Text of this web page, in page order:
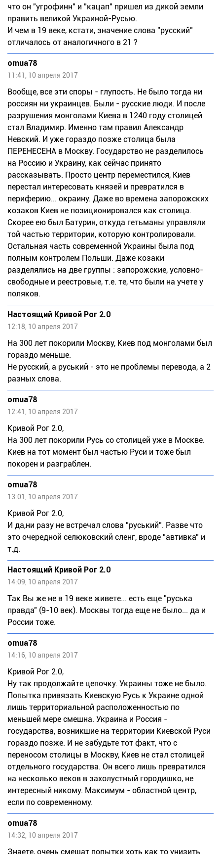
что он "угрофинн" и "кацап" пришел из дикой земли
править великой Украиной-Русью.
И чем в 19 веке, кстати, значение слова "русский"
отличалось от аналогичного в 21 ?
omua78
11:41, 10 апреля 2017
Вообще, все эти споры - глупость. Не было тогда ни
россиян ни украинцев. Были - русские люди. И после
разрушения монголами Киева в 1240 году столицей
стал Владимир. Именно там правил Александр
Невский. И уже гораздо позже столица была
ПЕРЕНЕСЕНА в Москву. Государство не разделилось
на Россию и Украину, как сейчас принято
рассказывать. Просто центр переместился, Киев
перестал интересовать князей и превратился в
периферию... окраину. Даже во времена запорожских
козаков Киев не позиционировался как столица.
Скорее ею был Батурин, откуда гетьманы управляли
той частью территории, которую контролировали.
Остальная часть современной Украины была под
полным контролем Польши. Даже козаки
разделялись на две группы : запорожские, условно-
свободные и реестровые, т.е. те, что были на учете у
поляков.
Настоящий Кривой Рог 2.0
12:18, 10 апреля 2017
На 300 лет покорили Москву, Киев под монголами был
гораздо меньше.
Не русский, а руський - это не проблемы перевода, а 2
разных слова.
omua78
12:41, 10 апреля 2017
Кривой Рог 2.0,
На 300 лет покорили Русь со столицей уже в Москве.
Киев на тот момент был частью Руси и тоже был
покорен и разграблен.
omua78
13:01, 10 апреля 2017
Кривой Рог 2.0,
И да,ни разу не встречал слова "руський". Разве что
это очередной селюковский сленг, вроде "автивка" и
т.д.
Настоящий Кривой Рог 2.0
14:09, 10 апреля 2017
Так Вы же не в 19 веке живете... есть еще "руська
правда" (9-10 век). Москвы тогда еще не было... да и
России тоже.
omua78
14:16, 10 апреля 2017
Кривой Рог 2.0,
Ну так продолжайте цепочку. Украины тоже не было.
Попытка привязать Киевскую Русь к Украине одной
лишь территориальной расположенностью по
меньшей мере смешна. Украина и Россия -
государства, возникшие на территории Киевской Руси
гораздо позже. И не забудьте тот факт, что с
переносом столицы в Москву, Киев не стал столицей
отдельного государства. Он всего лишь превратился
на несколько веков в захолустный городишко, не
интересный никому. Максимум - областной центр,
если по современному.
omua78
14:32, 10 апреля 2017
Знаете, очень смешат попытки хоть как то унизить